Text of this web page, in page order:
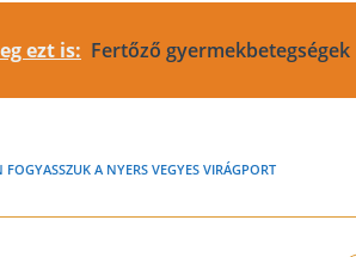
ezt is: Fertőző gyermekbetegségek
FOGYASSZUK A NYERS VEGYES VIRÁGPORT